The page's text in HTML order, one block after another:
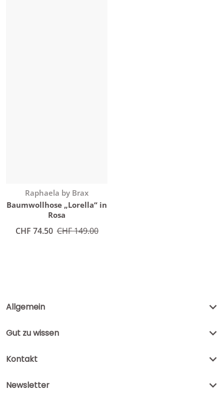
Anbieter:
Raphaela by Brax
Baumwollhose „Lorella“ in
Rosa
Angebotspreis
CHF 74.50 Normaler Preis
CHF 149.00
Allgemein
Gut zu wissen
Kontakt
Newsletter